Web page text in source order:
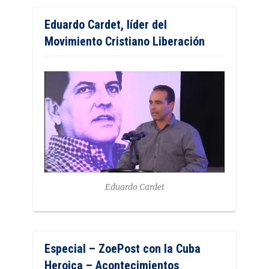
Eduardo Cardet, líder del
Movimiento Cristiano Liberación
Eduardo Cardet
Especial – ZoePost con la Cuba
Heroica – Acontecimientos